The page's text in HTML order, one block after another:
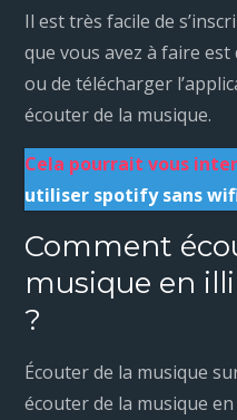
Il est très facile de
que vous avez à faire
ou de télécharger
écouter de la musique.
Cela pourrait vous
utiliser spotify sans
Comment
musique en
?
Écouter de la musique
écouter de la musique